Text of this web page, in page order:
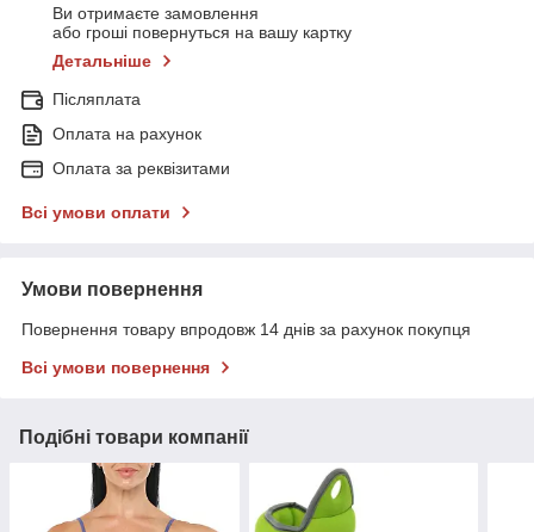
Ви отримаєте замовлення
або гроші повернуться на вашу картку
Детальніше
Післяплата
Оплата на рахунок
Оплата за реквізитами
Всі умови оплати
Умови повернення
Повернення товару впродовж 14 днів за рахунок покупця
Всі умови повернення
Подібні товари компанії